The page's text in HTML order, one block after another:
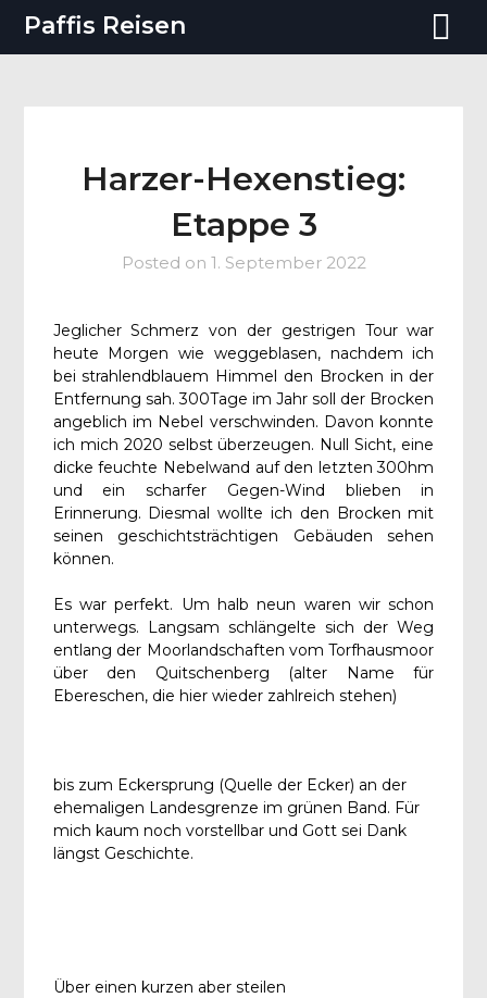
Paffis Reisen
Harzer-Hexenstieg:
Etappe 3
Posted on 1. September 2022
Jeglicher Schmerz von der gestrigen Tour war
heute Morgen wie weggeblasen, nachdem ich
bei strahlendblauem Himmel den Brocken in der
Entfernung sah. 300Tage im Jahr soll der Brocken
angeblich im Nebel verschwinden. Davon konnte
ich mich 2020 selbst überzeugen. Null Sicht, eine
dicke feuchte Nebelwand auf den letzten 300hm
und ein scharfer Gegen-Wind blieben in
Erinnerung. Diesmal wollte ich den Brocken mit
seinen geschichtsträchtigen Gebäuden sehen
können.
Es war perfekt. Um halb neun waren wir schon
unterwegs. Langsam schlängelte sich der Weg
entlang der Moorlandschaften vom Torfhausmoor
über den Quitschenberg (alter Name für
Ebereschen, die hier wieder zahlreich stehen)
bis zum Eckersprung (Quelle der Ecker) an der
ehemaligen Landesgrenze im grünen Band. Für
mich kaum noch vorstellbar und Gott sei Dank
längst Geschichte.
Über einen kurzen aber steilen